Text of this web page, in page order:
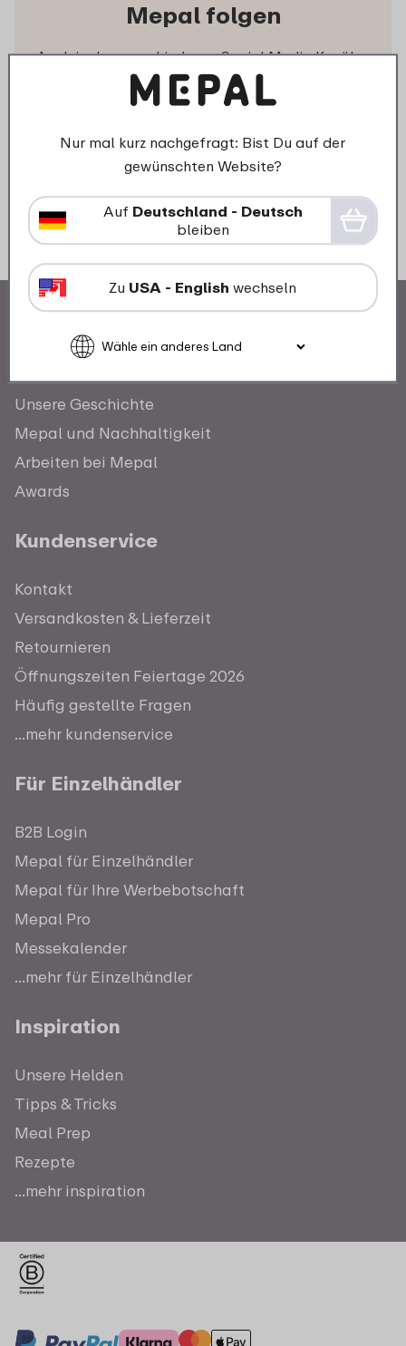
Mepal folgen
Auch in den verschiedenen Social Media Kanälen
sind wir mit vielen Anregungen, Videos und
aktuellen Beiträgen vertreten.
Unsere Geschichte
Mepal und Nachhaltigkeit
Arbeiten bei Mepal
Awards
Kundenservice
Kontakt
Versandkosten & Lieferzeit
Retournieren
Öffnungszeiten Feiertage 2026
Häufig gestellte Fragen
...mehr kundenservice
Für Einzelhändler
B2B Login
Mepal für Einzelhändler
Mepal für Ihre Werbebotschaft
Mepal Pro
Messekalender
...mehr für Einzelhändler
Inspiration
Unsere Helden
Tipps & Tricks
Meal Prep
Rezepte
...mehr inspiration
Nur mal kurz nachgefragt: Bist Du auf der
gewünschten Website?
Auf Deutschland - Deutsch
bleiben
Zu USA - English wechseln